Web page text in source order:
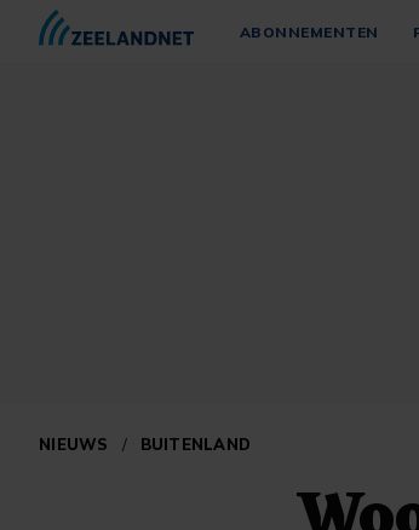
ABONNEMENTEN
NIEUWS / BUITENLAND